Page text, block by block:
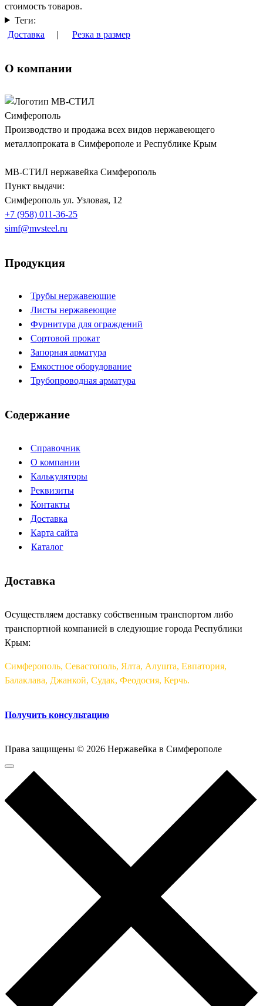
стоимость товаров.
Теги:
Доставка | Резка в размер
О компании
Производство и продажа всех видов нержавеющего
металлопроката в Симферополе и Республике Крым
МВ-СТИЛ нержавейка Симферополь
Пункт выдачи:
Симферополь ул. Узловая, 12
+7 (958) 011-36-25
simf@mvsteel.ru
Продукция
Трубы нержавеющие
Листы нержавеющие
Фурнитура для ограждений
Сортовой прокат
Запорная арматура
Емкостное оборудование
Трубопроводная арматура
Содержание
Справочник
О компании
Калькуляторы
Реквизиты
Контакты
Доставка
Карта сайта
Каталог
Доставка
Осуществляем доставку собственным транспортом либо
транспортной компанией в следующие города Республики
Крым:
Симферополь, Севастополь, Ялта, Алушта, Евпатория,
Балаклава, Джанкой, Судак, Феодосия, Керчь.
Получить консультацию
Права защищены © 2026 Нержавейка в Симферополе